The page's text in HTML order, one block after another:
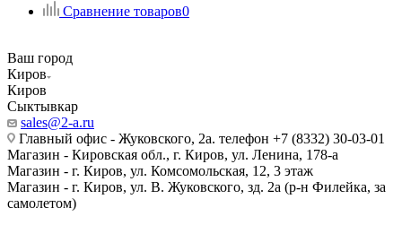
Сравнение товаров0
Ваш город
Киров
Киров
Сыктывкар
sales@2-a.ru
Главный офис - Жуковского, 2а. телефон +7 (8332) 30-03-01
Магазин - Кировская обл., г. Киров, ул. Ленина, 178-а
Магазин - г. Киров, ул. Комсомольская, 12, 3 этаж
Магазин - г. Киров, ул. В. Жуковского, зд. 2а (р-н Филейка, за
самолетом)